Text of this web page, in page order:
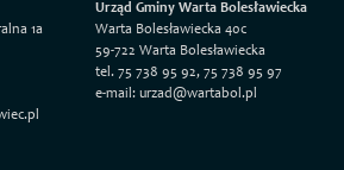
1a
Urząd Gminy Warta Bolesławiecka
Warta Bolesławiecka 40c
59-722 Warta Bolesławiecka
tel. 75 738 95 92, 75 738 95 97
e-mail: urzad@wartabol.pl